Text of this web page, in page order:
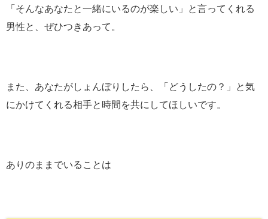
「そんなあなたと一緒にいるのが楽しい」と言ってくれる
男性と、ぜひつきあって。
また、あなたがしょんぼりしたら、「どうしたの？」と気
にかけてくれる相手と時間を共にしてほしいです。
ありのままでいることは